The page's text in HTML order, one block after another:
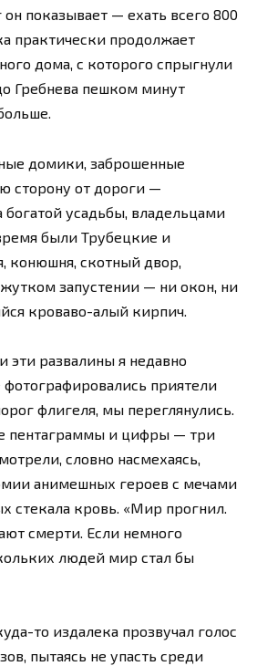
показывает — ехать всего 800
практически продолжает
дома, с которого спрыгнули
Гребнева пешком минут
домики, заброшенные
сторону от дороги —
богатой усадьбы, владельцами
были Трубецкие и
конюшня, скотный двор,
запустении — ни окон, ни
кроваво-алый кирпич.
эти развалины я недавно
приятели
флигеля, мы переглянулись.
пентаграммы и цифры — три
словно насмехаясь,
анимешных героев с мечами
стекала кровь. «Мир прогнил.
смерти. Если немного
людей мир стал бы
то издалека прозвучал голос
пытаясь не упасть среди